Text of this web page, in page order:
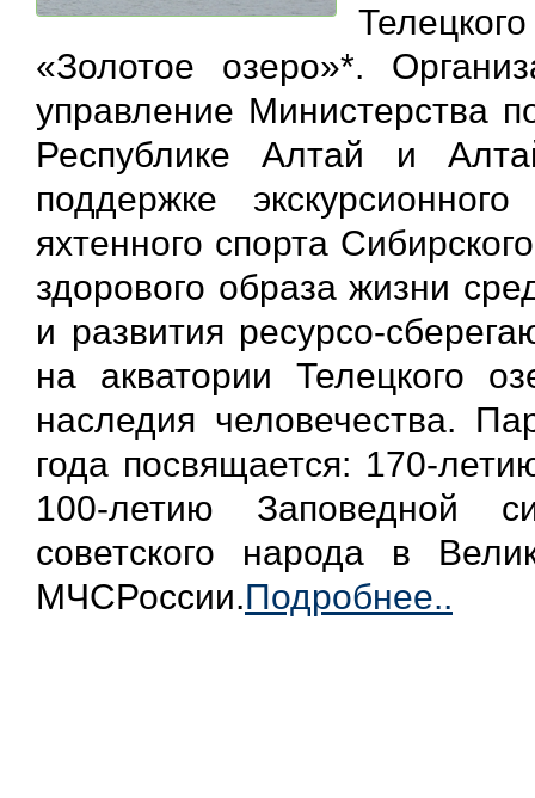
«Золотое озеро»*.
управление Министерства
Республике Алтай и
поддержке
яхтенного спорта
здорового образа жизни
и развития ресурсо-
на акватории Телецкого
наследия человечества.
года посвящается: 170-
100-летию Заповедной
советского народа в
МЧСРоссии.Подробнее..